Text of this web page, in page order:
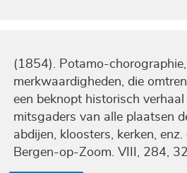
(1854). Potamo-
merkwaardigheden, die
een beknopt historisch
mitsgaders van alle plaatsen
abdijen, kloosters, kerken,
Bergen-op-Zoom. VIII, 284,